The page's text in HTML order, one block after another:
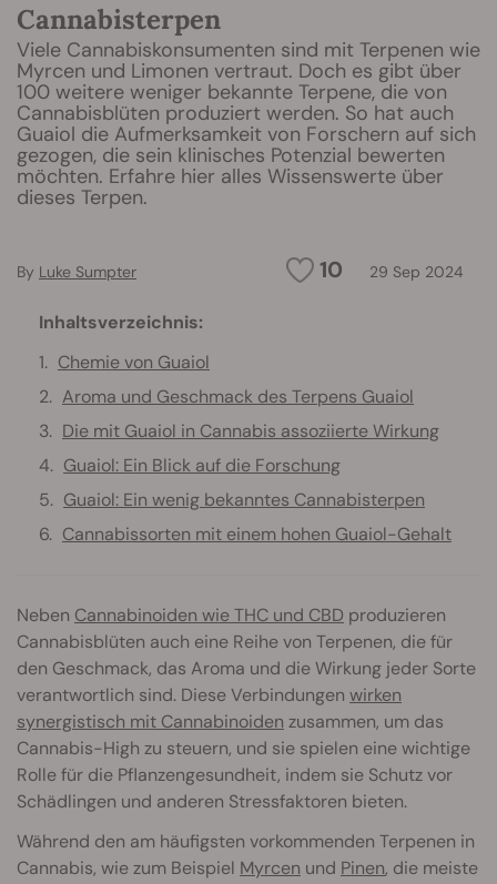
Cannabisterpen
Viele Cannabiskonsumenten sind mit Terpenen wie
Myrcen und Limonen vertraut. Doch es gibt über
100 weitere weniger bekannte Terpene, die von
Cannabisblüten produziert werden. So hat auch
Guaiol die Aufmerksamkeit von Forschern auf sich
gezogen, die sein klinisches Potenzial bewerten
möchten. Erfahre hier alles Wissenswerte über
dieses Terpen.
10 29 Sep 2024
By Luke Sumpter
Inhaltsverzeichnis:
Chemie von Guaiol
Aroma und Geschmack des Terpens Guaiol
Die mit Guaiol in Cannabis assoziierte Wirkung
Guaiol: Ein Blick auf die Forschung
Guaiol: Ein wenig bekanntes Cannabisterpen
Cannabissorten mit einem hohen Guaiol-Gehalt
Neben Cannabinoiden wie THC und CBD produzieren
Cannabisblüten auch eine Reihe von Terpenen, die für
den Geschmack, das Aroma und die Wirkung jeder Sorte
verantwortlich sind. Diese Verbindungen wirken
synergistisch mit Cannabinoiden zusammen, um das
Cannabis-High zu steuern, und sie spielen eine wichtige
Rolle für die Pflanzengesundheit, indem sie Schutz vor
Schädlingen und anderen Stressfaktoren bieten.
Während den am häufigsten vorkommenden Terpenen in
Cannabis, wie zum Beispiel Myrcen und Pinen, die meiste